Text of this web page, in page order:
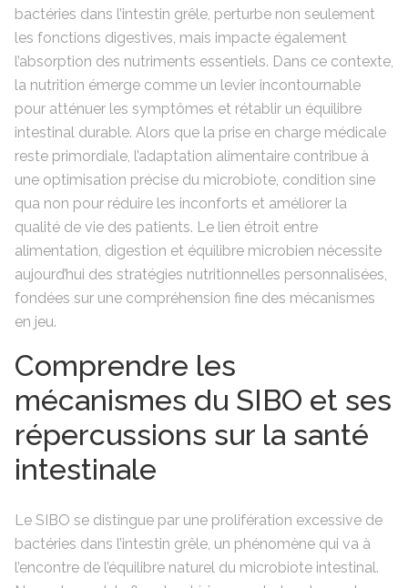
bactéries dans l’intestin grêle, perturbe non seulement
les fonctions digestives, mais impacte également
l’absorption des nutriments essentiels. Dans ce contexte,
la nutrition émerge comme un levier incontournable
pour atténuer les symptômes et rétablir un équilibre
intestinal durable. Alors que la prise en charge médicale
reste primordiale, l’adaptation alimentaire contribue à
une optimisation précise du microbiote, condition sine
qua non pour réduire les inconforts et améliorer la
qualité de vie des patients. Le lien étroit entre
alimentation, digestion et équilibre microbien nécessite
aujourd’hui des stratégies nutritionnelles personnalisées,
fondées sur une compréhension fine des mécanismes
en jeu.
Comprendre les
mécanismes du SIBO et ses
répercussions sur la santé
intestinale
Le SIBO se distingue par une prolifération excessive de
bactéries dans l’intestin grêle, un phénomène qui va à
l’encontre de l’équilibre naturel du microbiote intestinal.